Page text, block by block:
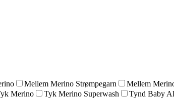
Mellem Merino Strømpegarn Mellem
Merino Tyk Merino Superwash Tynd Baby